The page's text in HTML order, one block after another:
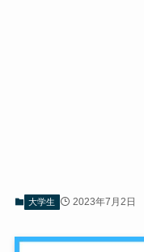
大学生 2023年7月2日